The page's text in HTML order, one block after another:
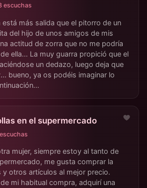
escuchas
está más salida que el pitorro de un
del hijo de unos amigos de mis
actitud de zorra que no me podría
ella... La muy guarra propició que el
un dedazo, luego deja que
bueno, ya os podéis imaginar lo
en el supermercado
mujer, siempre estoy al tanto de
me gusta comprar la
y otros artículos al mejor precio.
mi habitual compra, adquirí una